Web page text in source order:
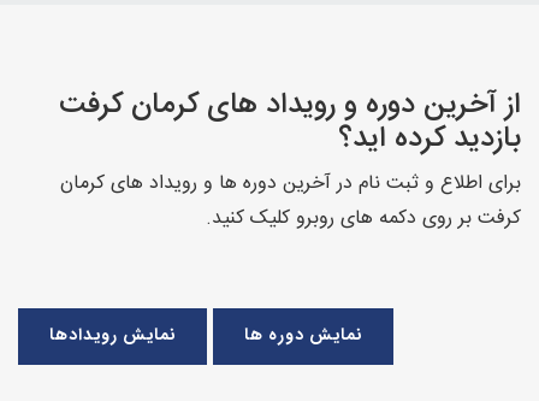
از آخرین دوره و رویداد های کرمان کرفت
بازدید کرده اید؟
برای اطلاع و ثبت نام در آخرین دوره ها و رویداد های کرمان
کرفت بر روی دکمه های روبرو کلیک کنید.
نمایش دوره ها نمایش رویدادها